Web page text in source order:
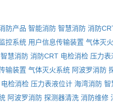
防产品 智能消防 智慧消防 消防
控系统 用户信息传输装置 气体灭
智慧消防 消防CRT 电检消检 压力表
输装置 气体灭火系统 阿波罗消防
电检消检 压力表液位计 海湾消防 智
阿波罗消防 探测器清洗 消防维修